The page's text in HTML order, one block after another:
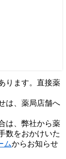
ります。直接薬
は、薬局店舗へ
は、弊社から薬
数をおかけいた
ムからお知らせ